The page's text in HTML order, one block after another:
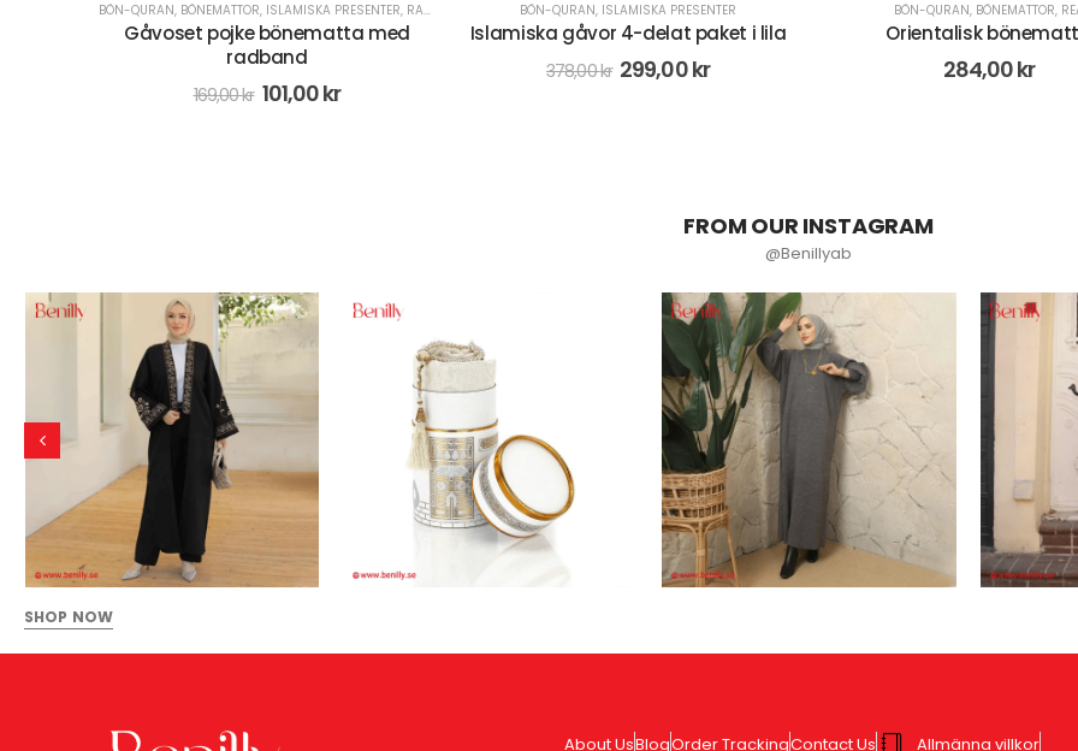
BÖN-QURAN,ISLAMISKA PRESENTER
Islamiska gåvor 4-delat paket i lila
378,00kr 299,00
BÖN-QURAN,BÖNEMATTOR,REA
Orientalisk bönematta
284,00kr
BÖN-QURAN,ISLAMISKA PRESENTER,
Radband med digital
Vit
FROM OUR INSTAGRAM
@Benillyab
SHOP NOW
About UsBlogOrder TrackingContact Us Allmänna villkor